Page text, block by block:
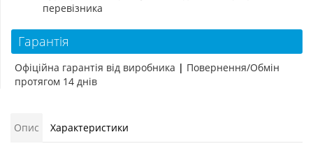
перевізника
Гарантія
Офіційна гарантія від виробника | Повернення/Обмін
протягом 14 днів
Опис Характеристики